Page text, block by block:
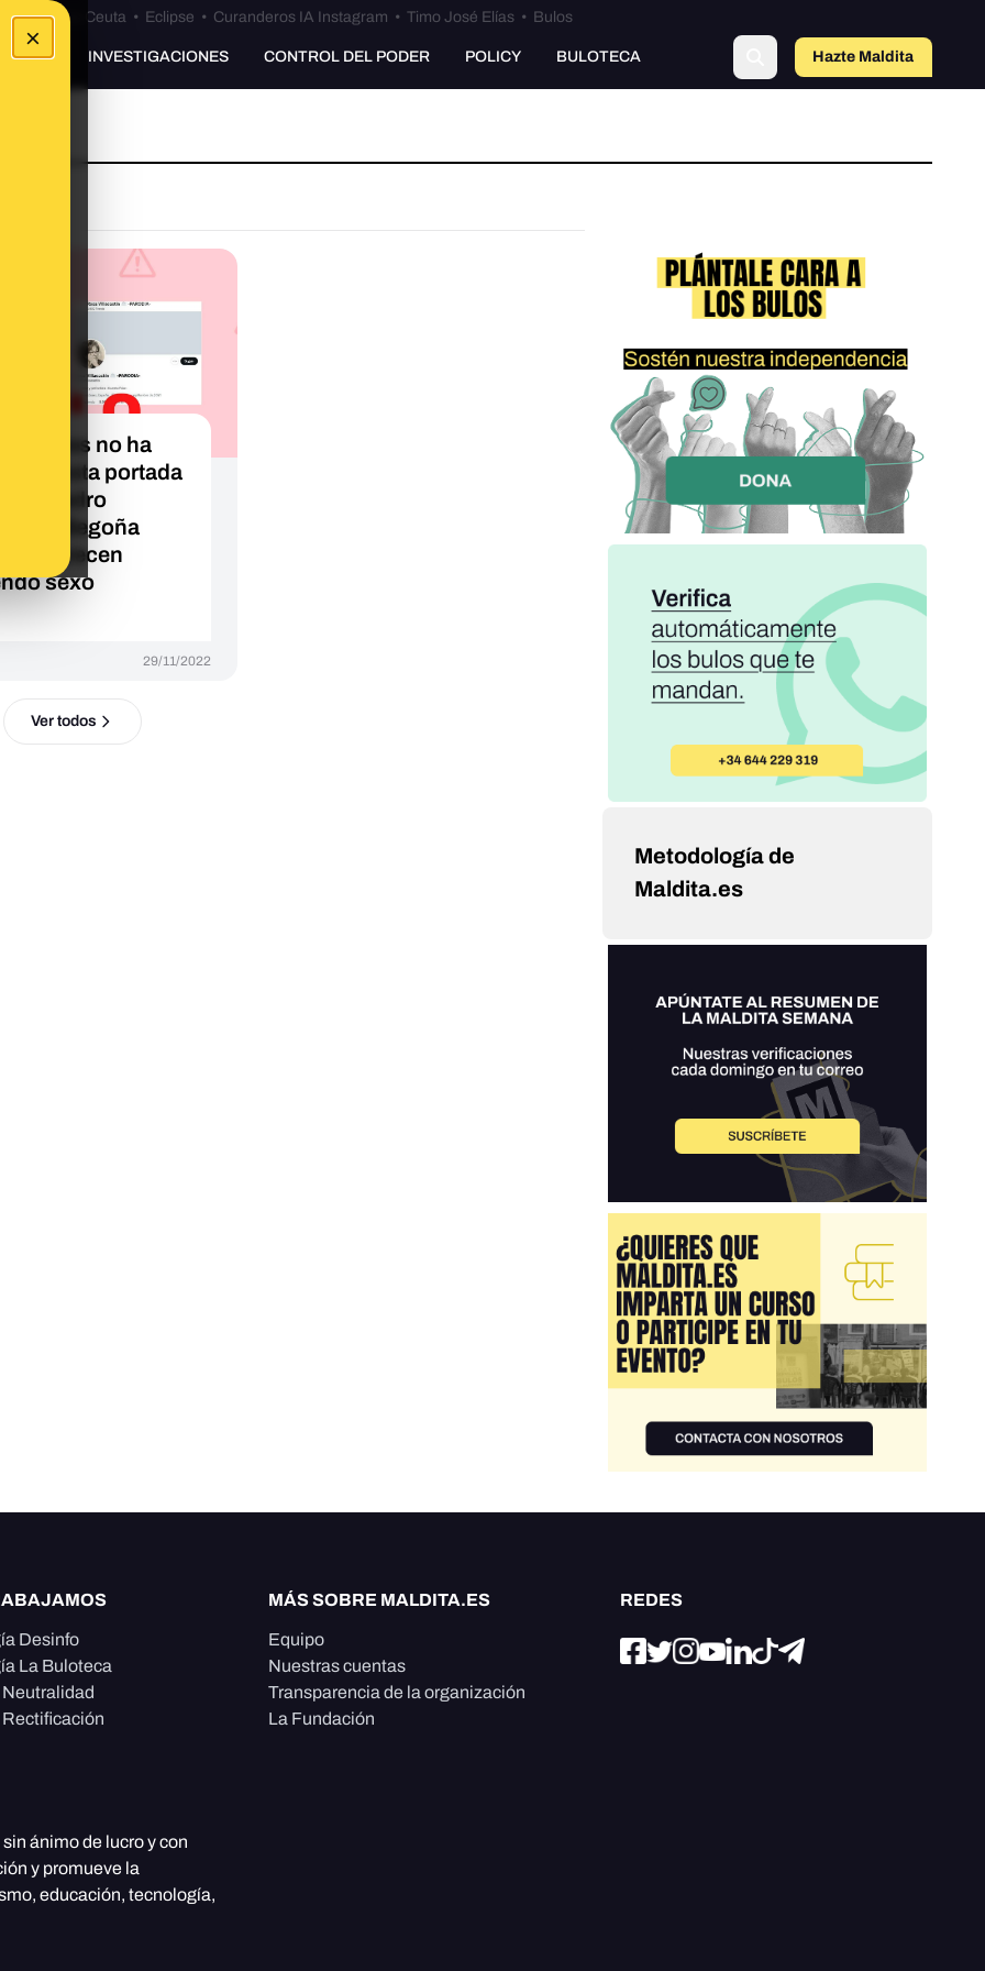
×
•Bulos Ceuta • Eclipse • Curanderos IA Instagram • Timo José Elías • Bulos
INVESTIGACIONES CONTROL DEL PODER POLICY BULOTECA Hazte Maldita
Jueves no ha
esta portada
que Pedro
y Begoña
aparecen
sexo
29/11/2022
Ver todos
Metodología de
Maldita.es
Desinfo
La Buloteca
MÁS SOBRE MALDITA.ES
Equipo
Nuestras cuentas
Transparencia de la organización
La Fundación
REDES
sin ánimo de lucro y con
y promueve la
educación, tecnología,